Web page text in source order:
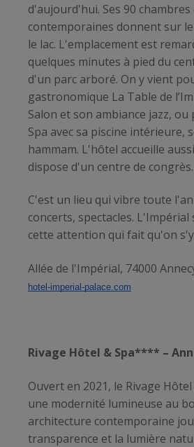
d'aujourd'hui. Ses 90
contemporaines donnent sur
le lac. L'emplacement est
quelques minutes à pied du
d'un parc arboré. On y vient
gastronomique La Table de
Salon et son ambiance jazz, ou
Spa avec sa piscine intérieure,
hammam. L'hôtel accueille
dispose d'un centre de congrès.
C'est un lieu qui vibre toute
concerts, spectacles. L'Impérial
cette attention qui fait qu'on
Allée de l'Impérial, 74000
hotel-imperial-palace.com
Rivage Hôtel & Spa**** –
Ouvert en 2021, le Rivage
une modernité lumineuse au
architecture contemporaine
transparence et la lumière